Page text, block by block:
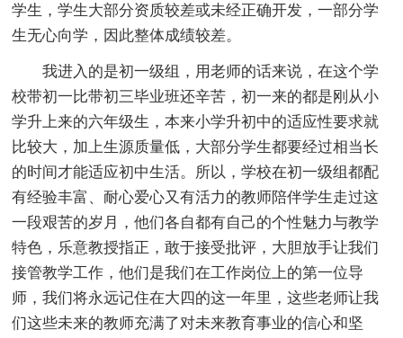
学生，学生大部分资质较差或未经正确开发，一部分学
生无心向学，因此整体成绩较差。
我进入的是初一级组，用老师的话来说，在这个学
校带初一比带初三毕业班还辛苦，初一来的都是刚从小
学升上来的六年级生，本来小学升初中的适应性要求就
比较大，加上生源质量低，大部分学生都要经过相当长
的时间才能适应初中生活。所以，学校在初一级组都配
有经验丰富、耐心爱心又有活力的教师陪伴学生走过这
一段艰苦的岁月，他们各自都有自己的个性魅力与教学
特色，乐意教授指正，敢于接受批评，大胆放手让我们
接管教学工作，他们是我们在工作岗位上的第一位导
师，我们将永远记住在大四的这一年里，这些老师让我
们这些未来的教师充满了对未来教育事业的信心和坚